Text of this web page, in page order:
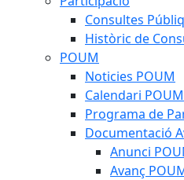
Consultes
Històric de
POUM
Noticies POUM
Calendari POUM
Programa de
Documentació
Anunci
Avanç